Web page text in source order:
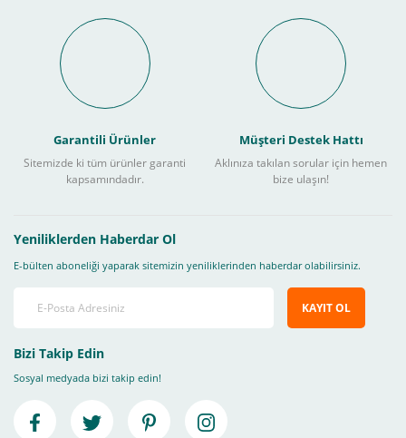
Garantili Ürünler
Sitemizde ki tüm ürünler garanti
kapsamındadır.
Müşteri Destek Hattı
Aklınıza takılan sorular için hemen
bize ulaşın!
Yeniliklerden Haberdar Ol
E-bülten aboneliği yaparak sitemizin yeniliklerinden haberdar olabilirsiniz.
KAYIT OL
Bizi Takip Edin
Sosyal medyada bizi takip edin!